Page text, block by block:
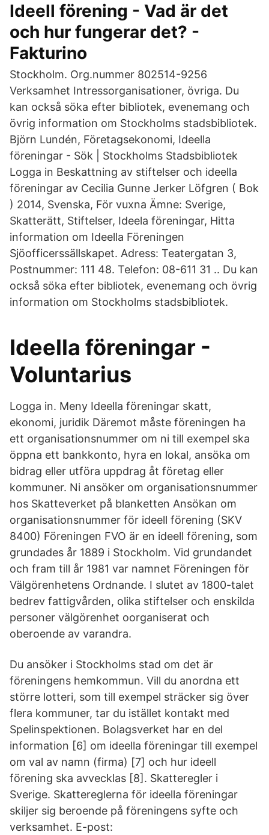
Ideell förening - Vad är det
och hur fungerar det? -
Fakturino
Stockholm. Org.nummer 802514-9256
Verksamhet Intressorganisationer, övriga. Du
kan också söka efter bibliotek, evenemang och
övrig information om Stockholms stadsbibliotek.
Björn Lundén, Företagsekonomi, Ideella
föreningar - Sök | Stockholms Stadsbibliotek
Logga in Beskattning av stiftelser och ideella
föreningar av Cecilia Gunne Jerker Löfgren ( Bok
) 2014, Svenska, För vuxna Ämne: Sverige,
Skatterätt, Stiftelser, Ideela föreningar, Hitta
information om Ideella Föreningen
Sjöofficerssällskapet. Adress: Teatergatan 3,
Postnummer: 111 48. Telefon: 08-611 31 .. Du kan
också söka efter bibliotek, evenemang och övrig
information om Stockholms stadsbibliotek.
Ideella föreningar -
Voluntarius
Logga in. Meny Ideella föreningar skatt,
ekonomi, juridik Däremot måste föreningen ha
ett organisationsnummer om ni till exempel ska
öppna ett bankkonto, hyra en lokal, ansöka om
bidrag eller utföra uppdrag åt företag eller
kommuner. Ni ansöker om organisationsnummer
hos Skatteverket på blanketten Ansökan om
organisationsnummer för ideell förening (SKV
8400) Föreningen FVO är en ideell förening, som
grundades år 1889 i Stockholm. Vid grundandet
och fram till år 1981 var namnet Föreningen för
Välgörenhetens Ordnande. I slutet av 1800-talet
bedrev fattigvården, olika stiftelser och enskilda
personer välgörenhet oorganiserat och
oberoende av varandra.
Du ansöker i Stockholms stad om det är
föreningens hemkommun. Vill du anordna ett
större lotteri, som till exempel sträcker sig över
flera kommuner, tar du istället kontakt med
Spelinspektionen. Bolagsverket har en del
information [6] om ideella föreningar till exempel
om val av namn (firma) [7] och hur ideell
förening ska avvecklas [8]. Skatteregler i
Sverige. Skattereglerna för ideella föreningar
skiljer sig beroende på föreningens syfte och
verksamhet. E-post: